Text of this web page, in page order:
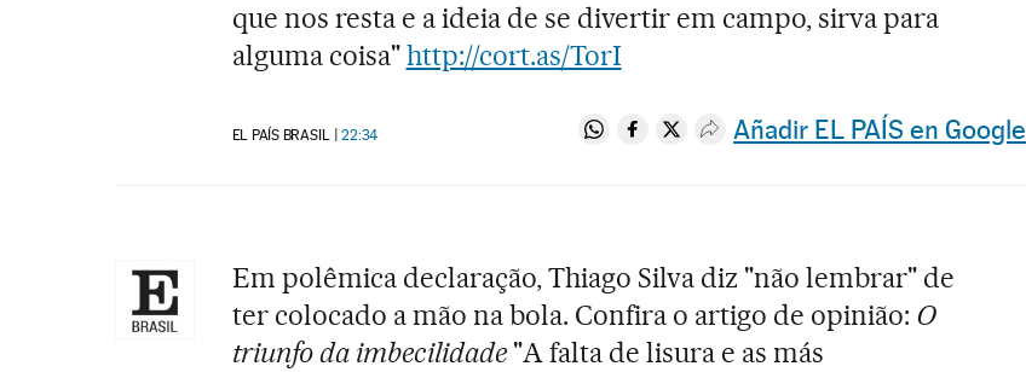
que nos resta e a ideia de se divertir em campo, sirva para
alguma coisa"http://cort.as/TorI
EL PAÍS BRASIL 22:34 Compartir en Whatsapp
Compartir en Facebook
Compartir en Twitter
Desplegar Redes Sociales
Añadir EL PAÍS en Google
Em polêmica declaração, Thiago Silva diz "não lembrar" de
ter colocado a mão na bola. Confira o artigo de opinião: O
triunfo da imbecilidade"A falta de lisura e as más